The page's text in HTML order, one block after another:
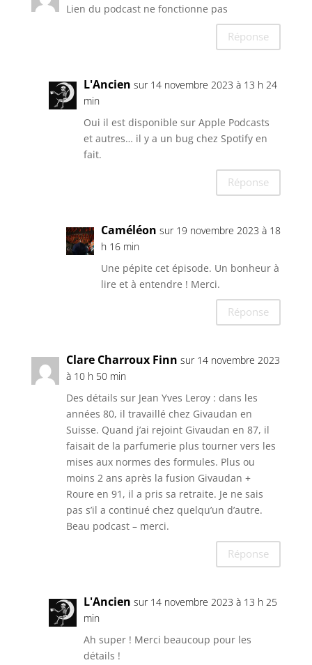
Lien du podcast ne fonctionne pas
Réponse
L'Ancien sur 14 novembre 2023 à 13 h 24
min
Oui il est disponible sur Apple Podcasts
et autres… il y a un bug chez Spotify en
fait.
Réponse
Caméléon sur 19 novembre 2023 à 18
h 16 min
Une pépite cet épisode. Un bonheur à
lire et à entendre ! Merci.
Réponse
Clare Charroux Finn sur 14 novembre 2023
à 10 h 50 min
Des détails sur Jean Yves Leroy : dans les
années 80, il travaillé chez Givaudan en
Suisse. Quand j’ai rejoint Givaudan en 87, il
faisait de la parfumerie plus tourner vers les
mises aux normes des formules. Plus ou
moins 2 ans après la fusion Givaudan +
Roure en 91, il a pris sa retraite. Je ne sais
pas s’il a continué chez quelqu’un d’autre.
Beau podcast – merci.
Réponse
L'Ancien sur 14 novembre 2023 à 13 h 25
min
Ah super ! Merci beaucoup pour les
détails !